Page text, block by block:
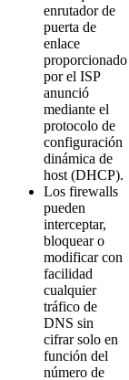
enrutador de
puerta de
enlace
proporcionado
por el ISP
anunció
mediante el
protocolo de
configuración
dinámica de
host (DHCP).
Los firewalls
pueden
interceptar,
bloquear o
modificar con
facilidad
cualquier
tráfico de
DNS sin
cifrar solo en
función del
número de